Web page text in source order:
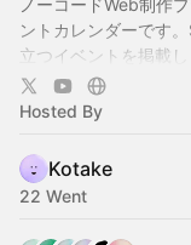
ノーコードWeb制作
ントカレンダーです
立つイベントを掲載
り込み表示も可能で
す →https://
Hosted By
Kotake
22 Went